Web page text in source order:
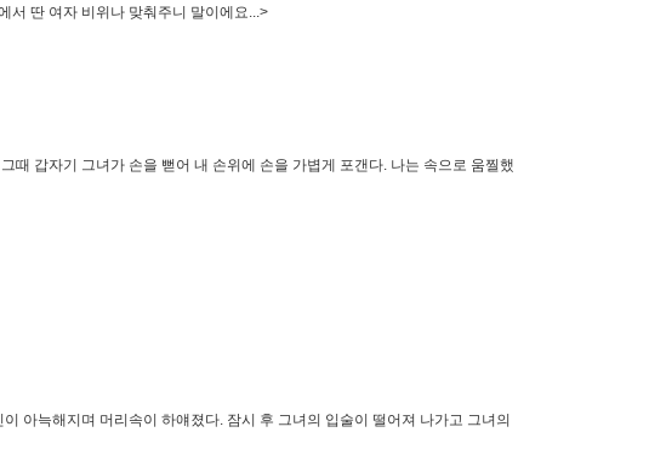
서 딴 여자 비위나 맞춰주니 말이에요...>
때 갑자기 그녀가 손을 뻗어 내 손위에 손을 가볍게 포갠다. 나는 속으로 움찔했
아늑해지며 머리속이 하얘졌다. 잠시 후 그녀의 입술이 떨어져 나가고 그녀의